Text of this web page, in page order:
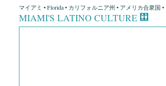
マイアミ • Florida • カリフォルニア州 • アメリカ合衆国 •
MIAMI'S LATINO CULTURE